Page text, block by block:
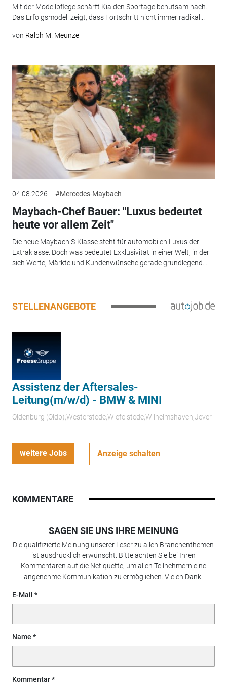
Mit der Modellpflege schärft Kia den Sportage behutsam nach.
Das Erfolgsmodell zeigt, dass Fortschritt nicht immer radikal...
von Ralph M. Meunzel
04.08.2026 #Mercedes-Maybach
Maybach-Chef Bauer: "Luxus bedeutet
heute vor allem Zeit"
Die neue Maybach S-Klasse steht für automobilen Luxus der
Extraklasse. Doch was bedeutet Exklusivität in einer Welt, in der
sich Werte, Märkte und Kundenwünsche gerade grundlegend...
STELLENANGEBOTE
Assistenz der Aftersales-
Leitung(m/w/d) - BMW & MINI
Oldenburg (Oldb);Westerstede;Wiefelstede;Wilhelmshaven;Jever
weitere Jobs Anzeige schalten
KOMMENTARE
SAGEN SIE UNS IHRE MEINUNG
Die qualifizierte Meinung unserer Leser zu allen Branchenthemen
ist ausdrücklich erwünscht. Bitte achten Sie bei Ihren
Kommentaren auf die Netiquette, um allen Teilnehmern eine
angenehme Kommunikation zu ermöglichen. Vielen Dank!
E-Mail
Name
Kommentar